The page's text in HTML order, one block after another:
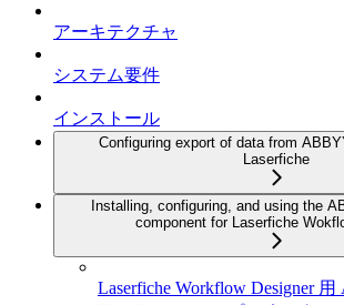
アーキテクチャ
システム要件
インストール
Configuring export of data from
Laserfiche
Installing, configuring, and using the
component for Laserfiche
Laserfiche Workflow Designer